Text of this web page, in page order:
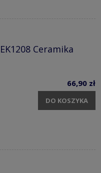
Ceramika
66,90 zł
DO KOSZYKA